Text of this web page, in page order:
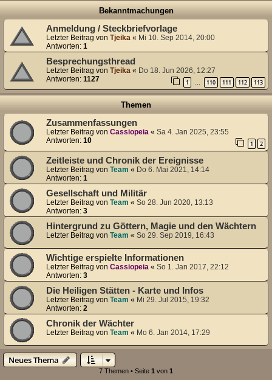
Bekanntmachungen
Anmeldung / Steckbriefvorlage
Letzter Beitrag von Tjeika « Mi 10. Sep 2014, 20:00
Antworten: 1
Besprechungsthread
Letzter Beitrag von Tjeika « Do 18. Jun 2026, 12:27
Antworten: 1127 1 … 110 111 112 113
Themen
Zusammenfassungen
Letzter Beitrag von Cassiopeia « Sa 4. Jan 2025, 23:55
Antworten: 10 1 2
Zeitleiste und Chronik der Ereignisse
Letzter Beitrag von Team « Do 6. Mai 2021, 14:14
Antworten: 1
Gesellschaft und Militär
Letzter Beitrag von Team « So 28. Jun 2020, 13:13
Antworten: 3
Hintergrund zu Göttern, Magie und den Wächtern
Letzter Beitrag von Team « So 29. Sep 2019, 16:43
Wichtige erspielte Informationen
Letzter Beitrag von Cassiopeia « So 1. Jan 2017, 22:12
Antworten: 3
Die Heiligen Stätten - Karte und Infos
Letzter Beitrag von Team « Mi 29. Jul 2015, 19:32
Antworten: 2
Chronik der Wächter
Letzter Beitrag von Team « Mo 6. Jan 2014, 17:29
Neues Thema
7 Themen • Seite 1 von 1